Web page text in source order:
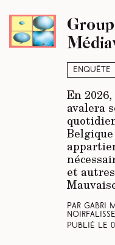
Enquête
En
avalera
et
Par Gabri
Noirfalisse
Publié le